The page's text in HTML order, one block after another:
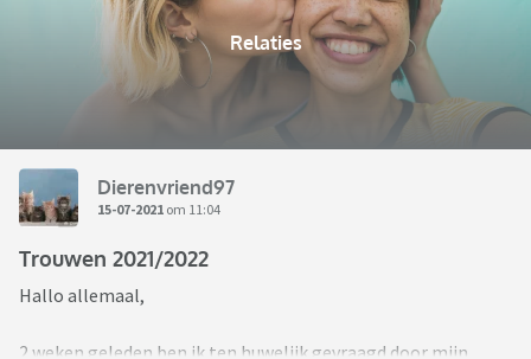
Relaties
Dierenvriend97
15-07-2021 om 11:04
Trouwen 2021/2022
Hallo allemaal,
2 weken geleden ben ik ten huwelijk gevraagd door mijn